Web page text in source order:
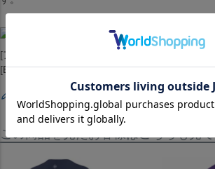
[アウター][ジャンパー][City Scape Full Snap
[Black/White][バスケットボール][NKN]
この商品を見たお客様はこちらも見